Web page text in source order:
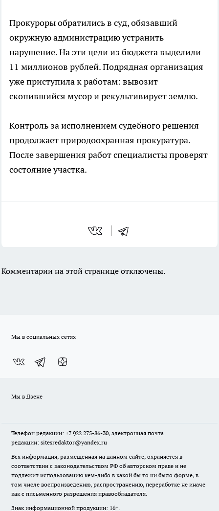
Прокуроры обратились в суд, обязавший
окружную администрацию устранить
нарушение. На эти цели из бюджета выделили
11 миллионов рублей. Подрядная организация
уже приступила к работам: вывозит
скопившийся мусор и рекультивирует землю.
Контроль за исполнением судебного решения
продолжает природоохранная прокуратура.
После завершения работ специалисты проверят
состояние участка.
Комментарии на этой странице отключены.
Мы в социальных сетях
Мы в Дзене
Телефон редакции: +7 922 275-86-30, электронная почта
редакции: sitesredaktor@yandex.ru
Вся информация, размещенная на данном сайте, охраняется в
соответствии с законодательством РФ об авторском праве и не
подлежит использованию кем-либо в какой бы то ни было форме, в
том числе воспроизведению, распространению, переработке не иначе
как с письменного разрешения правообладателя.
Знак информационной продукции: 16+.